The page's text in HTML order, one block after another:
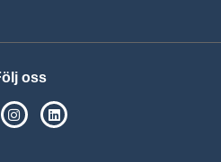
oss
på Facebook
SPSM på Instagram